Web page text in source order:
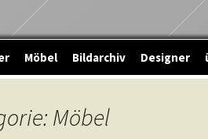
Möbel Bildarchiv Designer
Möbel